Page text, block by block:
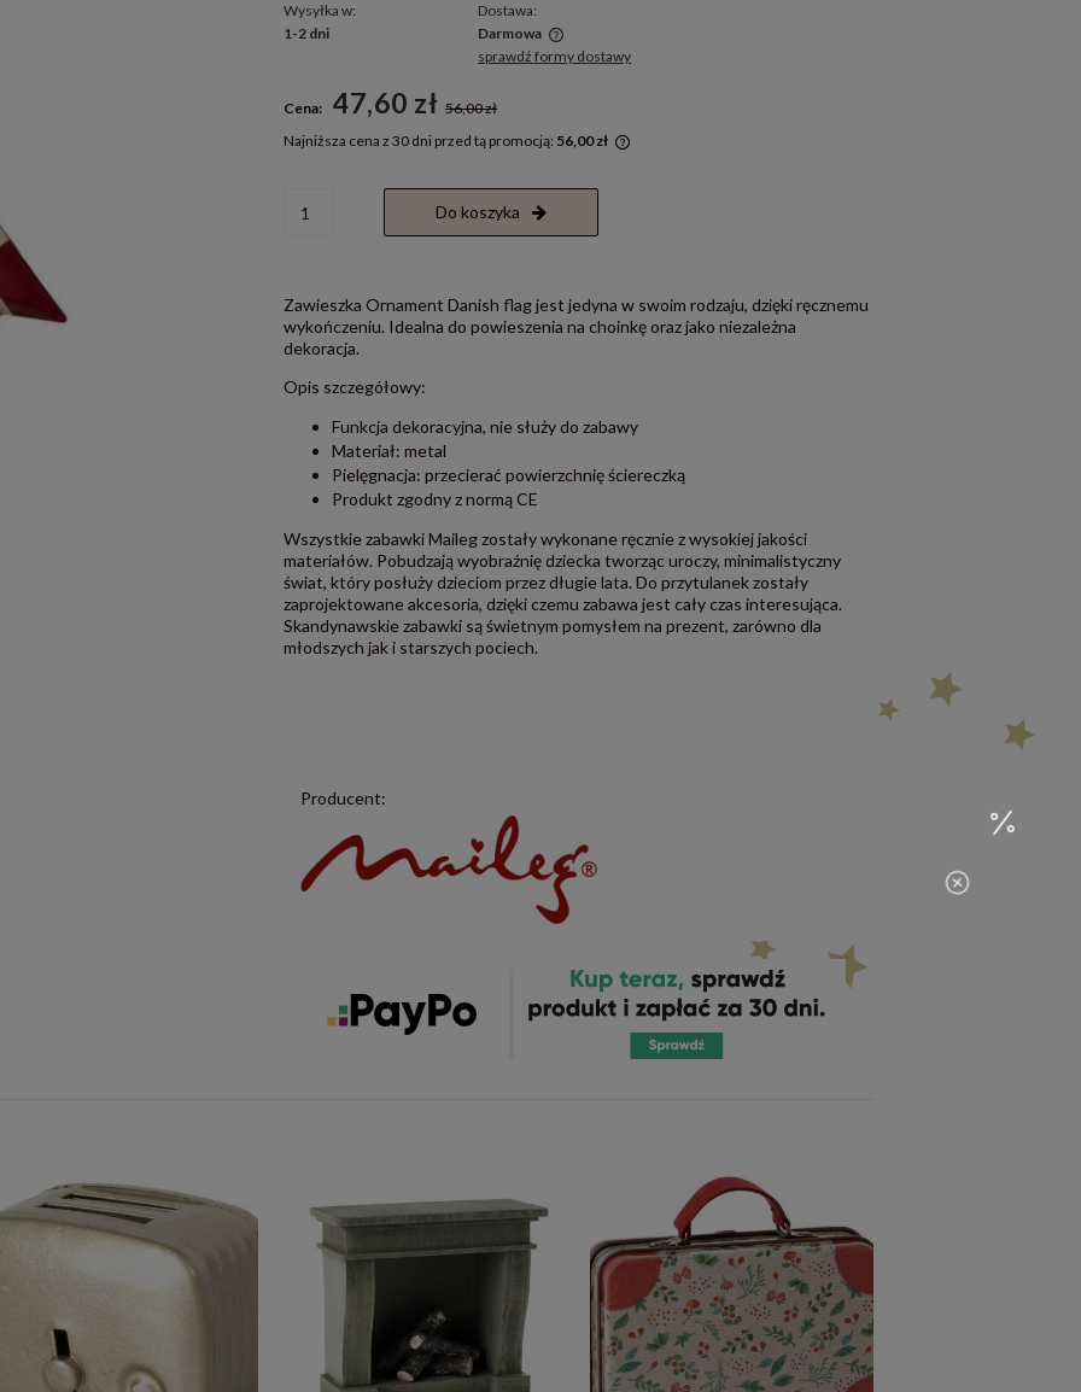
Wysyłka w:
1-2 dni
Dostawa:
Darmowa
płatności
sprawdź formy dostawy
Cena: 47,60 zł 56,00 zł
Najniższa cena z 30 dni przed tą promocją: 56,00 zł
Jeżeli produkt jest sprzedawany krócej niż
30 dni, wyświetlana jest najniższa cena od
momentu, kiedy produkt pojawił się w
Do koszyka
Zawieszka Ornament Danish flag jest jedyna w swoim rodzaju, dzięki ręcznemu
wykończeniu. Idealna do powieszenia na choinkę oraz jako niezależna
dekoracja.
Opis szczegółowy:
Funkcja dekoracyjna, nie służy do zabawy
Materiał: metal
Pielęgnacja: przecierać powierzchnię ściereczką
Produkt zgodny z normą CE
Wszystkie zabawki Maileg zostały wykonane ręcznie z wysokiej jakości
materiałów. Pobudzają wyobraźnię dziecka tworząc uroczy, minimalistyczny
świat, który posłuży dzieciom przez długie lata. Do przytulanek zostały
zaprojektowane akcesoria, dzięki czemu zabawa jest cały czas interesująca.
Skandynawskie zabawki są świetnym pomysłem na prezent, zarówno dla
młodszych jak i starszych pociech.
Producent: